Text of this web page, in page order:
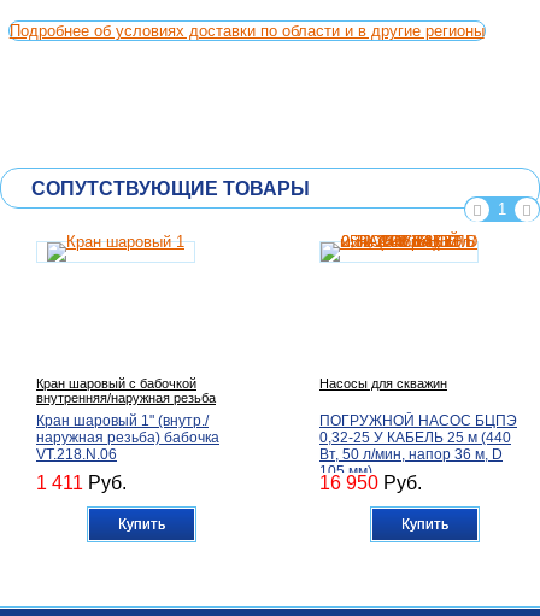
Подробнее об условиях доставки по области и в другие регионы
СОПУТСТВУЮЩИЕ ТОВАРЫ
1
Кран шаровый с бабочкой
внутренняя/наружная резьба
Кран шаровый 1" (внутр./
наружная резьба) бабочка
VT.218.N.06
1 411 Руб.
Купить
Насосы для скважин
ПОГРУЖНОЙ НАСОС БЦПЭ
0,32-25 У КАБЕЛЬ 25 м (440
Вт, 50 л/мин, напор 36 м, D
105 мм)
16 950 Руб.
Купить